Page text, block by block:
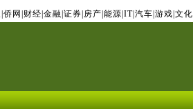
侨网 财经 金融 证券 房产 能源 IT| 汽车 游戏 文化